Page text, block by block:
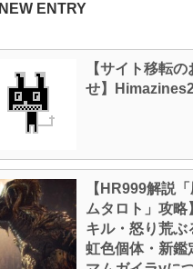
NEW ENTRY
【サイト移転の
せ】
【HR999解説
ムタロト」攻略
キル・怒り荒ぶ
虹色個体・新鑑